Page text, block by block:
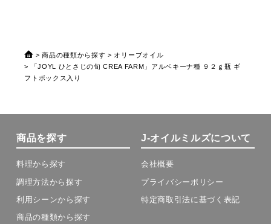
商品の種類から探す
オリーブオイル
「JOYL ひとさじの旬 CREA FARM」アルベキーナ種 ９２ｇ瓶 ギ
フトボックス入り
商品を探す
料理から探す
調理方法から探す
利用シーンから探す
商品の種類から探す
J-オイルミルズについて
会社概要
プライバシーポリシー
特定商取引法に基づく表記